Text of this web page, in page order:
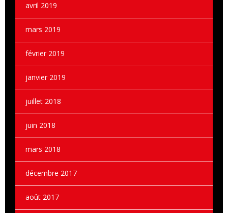
avril 2019
mars 2019
février 2019
janvier 2019
juillet 2018
juin 2018
mars 2018
décembre 2017
août 2017